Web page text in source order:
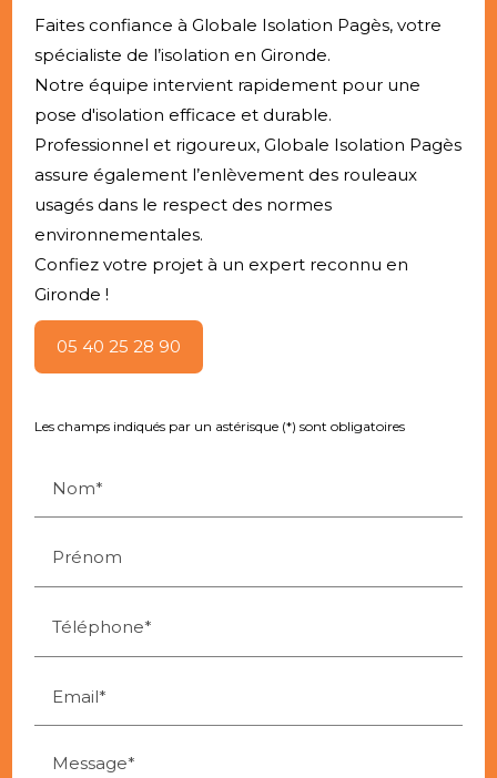
Faites confiance à Globale Isolation Pagès, votre
spécialiste de l’isolation en Gironde.
Notre équipe intervient rapidement pour une
pose d'isolation efficace et durable.
Professionnel et rigoureux, Globale Isolation Pagès
assure également l’enlèvement des rouleaux
usagés dans le respect des normes
environnementales.
Confiez votre projet à un expert reconnu en
Gironde !
05 40 25 28 90
Les champs indiqués par un astérisque (*) sont obligatoires
Nom*
Prénom
Téléphone*
Email*
Message*